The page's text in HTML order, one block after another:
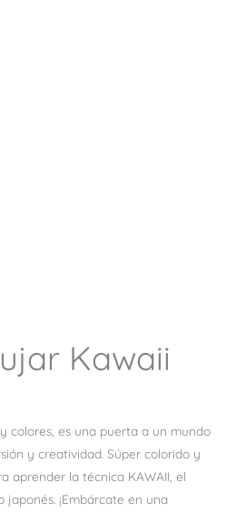
Kawaii
colores, es una puerta a un mundo
y creatividad. Súper colorido y
aprender la técnica KAWAII, el
¡Embárcate en una